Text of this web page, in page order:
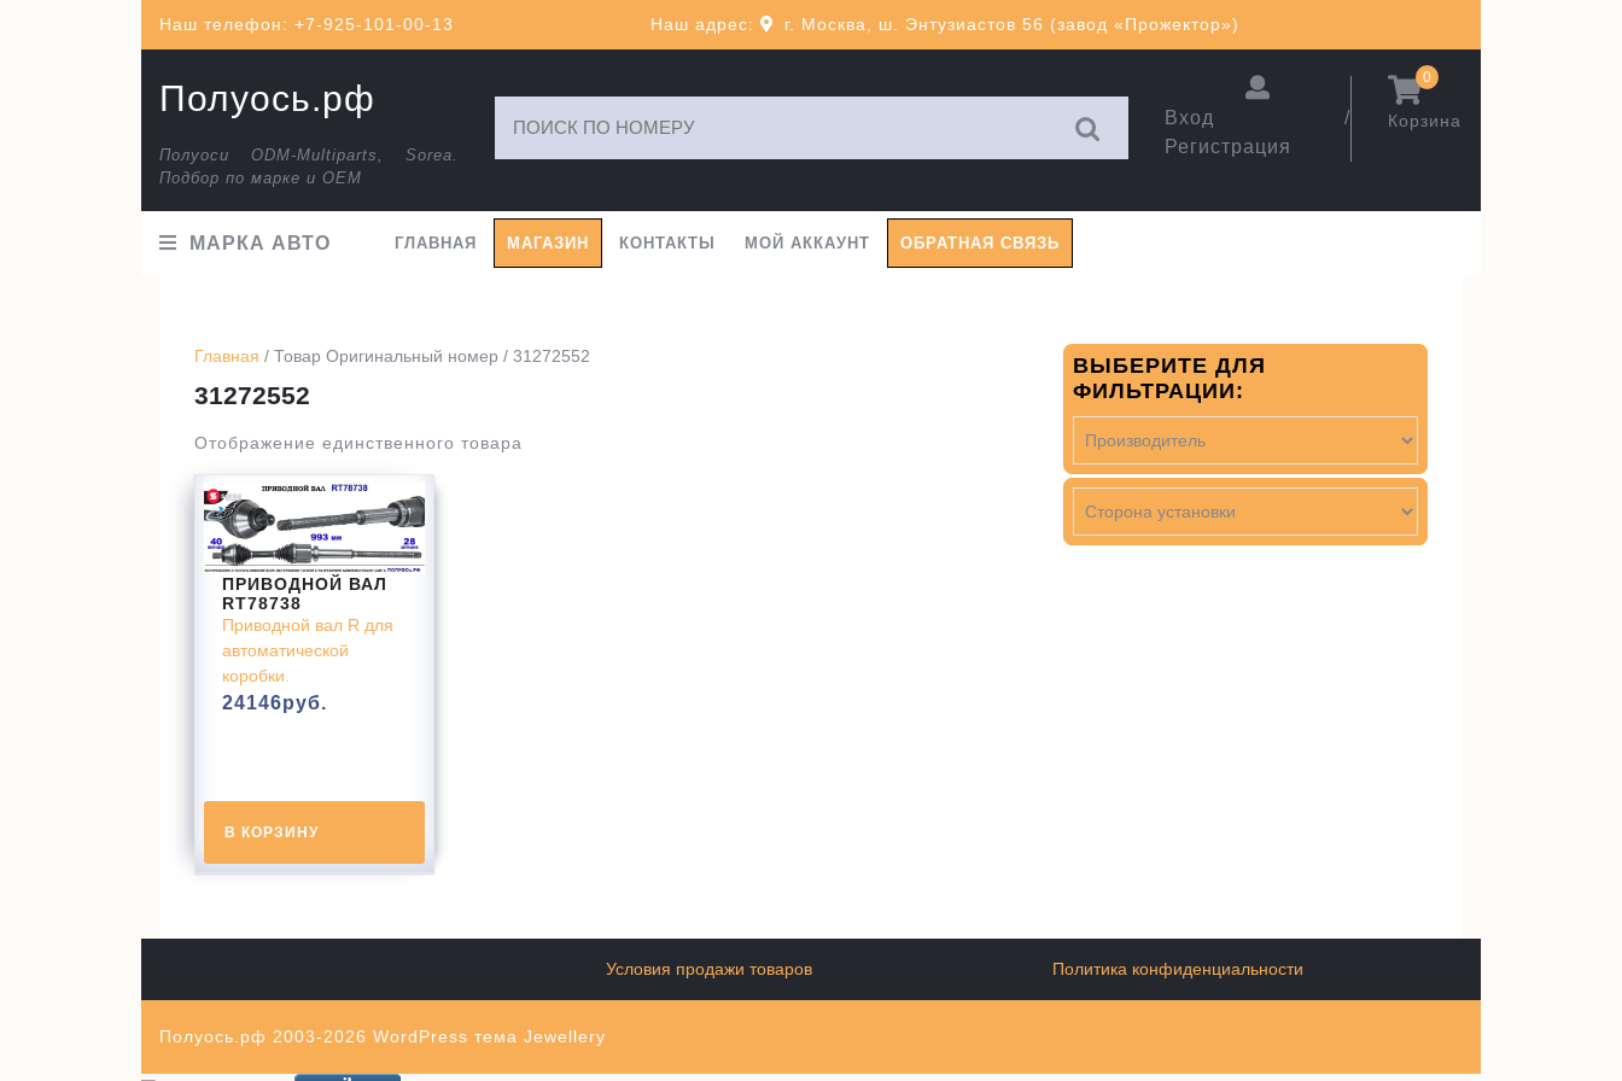
Наш телефон: +7-925-101-00-13 Наш адрес: г. Москва, ш. Энтузиастов 56 (завод «Прожектор»)
Полуось.рф
Полуоси ODM-Multiparts, Sorea.
Подбор по марке и ОЕМ
Вход /
Регистрация
Корзина
0
МАРКА АВТО ГЛАВНАЯ МАГАЗИН КОНТАКТЫ МОЙ АККАУНТ ОБРАТНАЯ СВЯЗЬ
Главная / Товар Оригинальный номер / 31272552
31272552
Отображение единственного товара
ПРИВОДНОЙ ВАЛ
RT78738
Приводной вал R для
автоматической
коробки.
24146руб.
В КОРЗИНУ
ВЫБЕРИТЕ ДЛЯ
ФИЛЬТРАЦИИ:
Условия продажи товаров Политика конфиденциальности
Полуось.рф 2003-2026 WordPress тема Jewellery